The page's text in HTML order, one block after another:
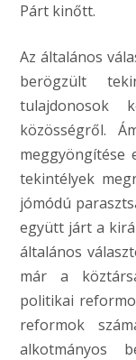
Párt kinőtt.
Az általános
berögzült
közösségről.
meggyöngítése
tekintélyek
jómódú
együtt járt a
általános
már a
politikai
reformok
alkotmányos